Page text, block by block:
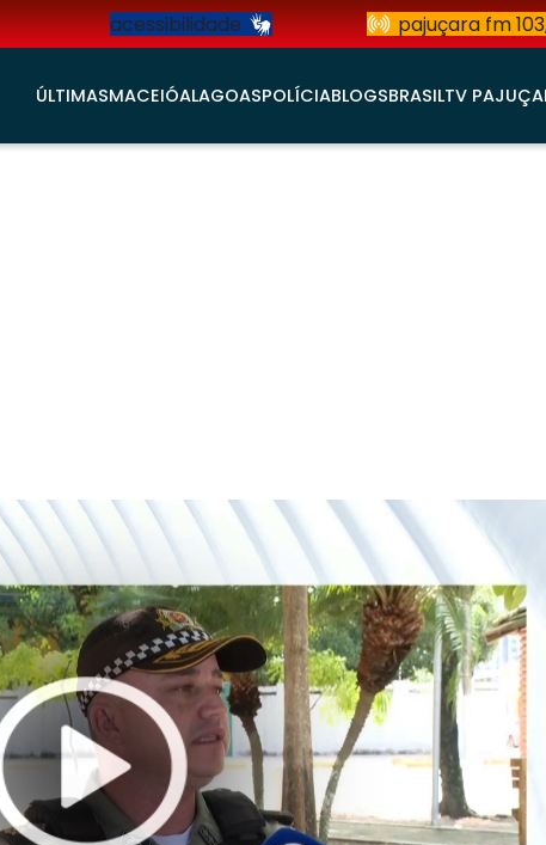
acessibilidade pajuçara fm
ÚLTIMASMACEIÓALAGOASPOLÍCIABLOGSBRASILTV